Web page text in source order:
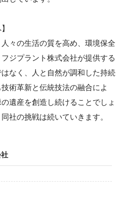
々の生活の質を高め、環境保全
ジプラント株式会社が提供する
なく、人と自然が調和した持続
術革新と伝統技法の融合によ
遺産を創造し続けることでしょ
社の挑戦は続いていきます。